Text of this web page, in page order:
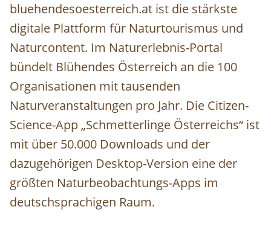
bluehendesoesterreich.at ist die stärkste
digitale Plattform für Naturtourismus und
Naturcontent. Im Naturerlebnis-Portal
bündelt Blühendes Österreich an die 100
Organisationen mit tausenden
Naturveranstaltungen pro Jahr. Die Citizen-
Science-App „Schmetterlinge Österreichs“ ist
mit über 50.000 Downloads und der
dazugehörigen Desktop-Version eine der
größten Naturbeobachtungs-Apps im
deutschsprachigen Raum.